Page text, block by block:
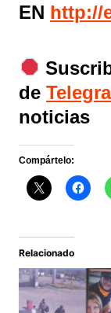
EN http://
de
noticias
Compártelo:
Relacionado